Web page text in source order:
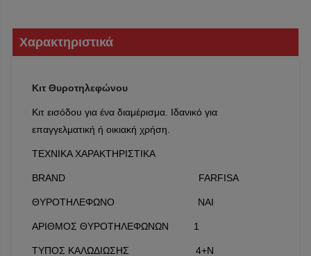
Χαρακτηριστικά
Κιτ Θυροτηλεφώνου
Κιτ εισόδου για ένα διαμέρισμα. Ιδανικό για
επαγγελματική ή οικιακή χρήση.
ΤΕΧΝΙΚΑ ΧΑΡΑΚΤΗΡΙΣΤΙΚΑ
BRAND FARFISA
ΘΥΡΟΤΗΛΕΦΩΝΟ ΝΑΙ
ΑΡΙΘΜΟΣ ΘΥΡΟΤΗΛΕΦΩΝΩΝ 1
ΤΥΠΟΣ ΚΑΛΩΔΙΩΣΗΣ 4+N